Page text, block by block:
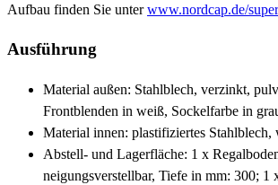
Aufbau finden Sie unterwww.nordcap.de/
Ausführung
Material außen: Stahlblech, verzinkt,
Frontblenden in weiß, Sockelfarbe in
Material innen: plastifiziertes Stahlblech,
Abstell- und Lagerfläche: 1 x
neigungsverstellbar, Tiefe in mm: 300; 1